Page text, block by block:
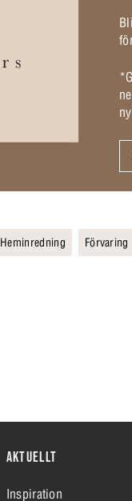
Heminredning Förvaring
AKTUELLT
Inspiration